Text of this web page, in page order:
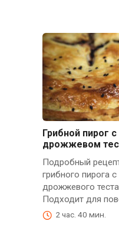
Грибной пирог
дрожжевом
Подробный
грибного пирога
дрожжевого
Подходит для
2 час. 40 мин.